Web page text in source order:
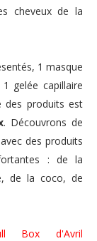
cheveux de la
1 masque
gelée capillaire
des produits est
. Découvrons de
des produits
: de la
de la coco, de
Box d'Avril